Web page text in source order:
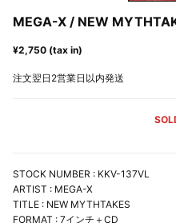
MEGA-X / NEW
¥2,750 (tax in)
注文翌日2営業日以内発送
STOCK NUMBER : KKV-137VL
ARTIST : MEGA-X
TITLE : NEW MYTHTAKES
FORMAT : 7インチ＋CD